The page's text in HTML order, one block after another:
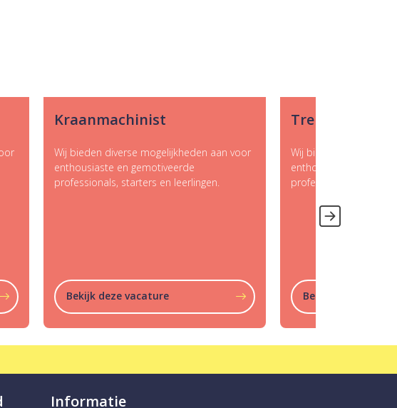
diverse mogelijkheden aan voor
en gemotiveerde
starters en leerlingen.
deze vacature
Trekkerchauffeur
Wij bieden diverse mogelijkheden aan
enthousiaste en gemotiveerde
professionals, starters en leerlingen.
Bekijk deze vacature
Informatie